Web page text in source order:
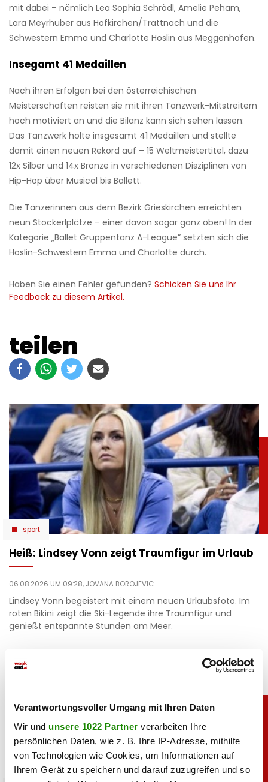
Verantwortungsvoller Umgang mit Ihren Daten
Wir und unsere 1022 Partner verarbeiten Ihre
persönlichen Daten, wie z. B. Ihre IP-Adresse, mithilfe
von Technologien wie Cookies, um Informationen auf
Ihrem Gerät zu speichern und darauf zuzugreifen und so
mit dabei – nämlich Lea Sophia Schrödl, Amelie Peham,
Lara Meyrhuber aus Hofkirchen/Trattnach und die
Schwestern Emma und Charlotte Hoslin aus Meggenhofen.
Insegamt 41 Medaillen
Nach ihren Erfolgen bei den österreichischen
Meisterschaften reisten sie mit ihren Tanzwerk-Mitstreitern
hoch motiviert an und die Bilanz kann sich sehen lassen:
Das Tanzwerk holte insgesamt 41 Medaillen und stellte
damit einen neuen Rekord auf – 15 Weltmeistertitel, dazu
12x Silber und 14x Bronze in verschiedenen Disziplinen von
Hip-Hop über Musical bis Ballett.
Die Tänzerinnen aus dem Bezirk Grieskirchen erreichten
neun Stockerlplätze – einer davon sogar ganz oben! In der
Kategorie „Ballet Gruppentanz A-League” setzten sich die
Hoslin-Schwestern Emma und Charlotte durch.
Haben Sie einen Fehler gefunden? Schicken Sie uns Ihr
Feedback zu diesem Artikel.
teilen
sport
Heiß: Lindsey Vonn zeigt Traumfigur im Urlaub
06.08.2026 UM 09:28, JOVANA BOROJEVIC
Lindsey Vonn begeistert mit einem neuen Urlaubsfoto. Im
roten Bikini zeigt die Ski-Legende ihre Traumfigur und
genießt entspannte Stunden am Meer.